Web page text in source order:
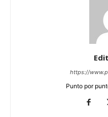
https://
Punto por